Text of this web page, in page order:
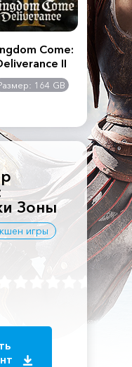
Come:
II
164 GB
The
Зоны
игры